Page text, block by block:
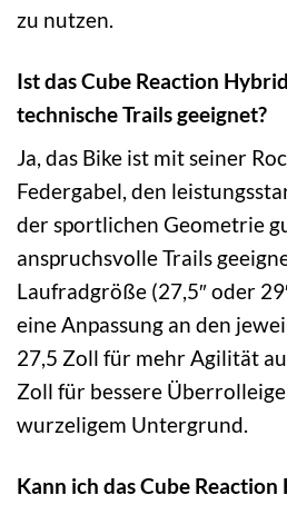
zu nutzen.
Ist das Cube Reaction
technische Trails geeignet?
Ja, das Bike ist mit seiner
Federgabel, den
der sportlichen Geometrie
anspruchsvolle Trails
Laufradgröße (27,5″ oder
eine Anpassung an den
27,5 Zoll für mehr Agilität
Zoll für bessere
wurzeligem Untergrund.
Kann ich das Cube